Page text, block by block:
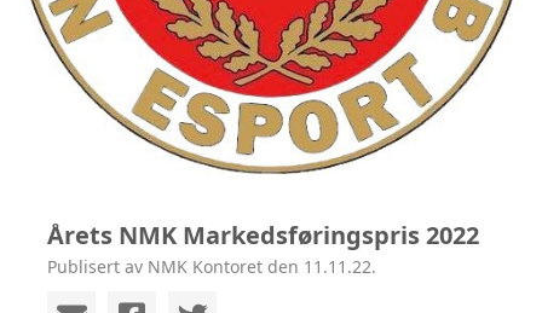
Årets NMK Markedsføringspris 2022
Publisert av NMK Kontoret den 11.11.22.